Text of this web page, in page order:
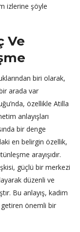
izlerine şöyle
Ve
biri olarak,
arada var
özellikle Atilla
anlayışları
bir denge
en belirgin özellik,
arayışıdır.
güçlü bir merkezi
düzenli ve
Bu anlayış, kadim
önemli bir